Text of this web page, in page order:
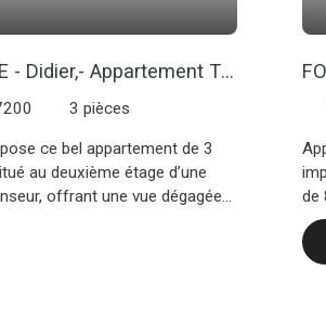
- Didier,- Appartement T3
Vue dégagée
3 pièces
ce bel appartement de 3
au deuxième étage d’une
offrant une vue dégagée
de toutes commodités.
surface totale excédant
de : - au deuxième étage : une
de
la